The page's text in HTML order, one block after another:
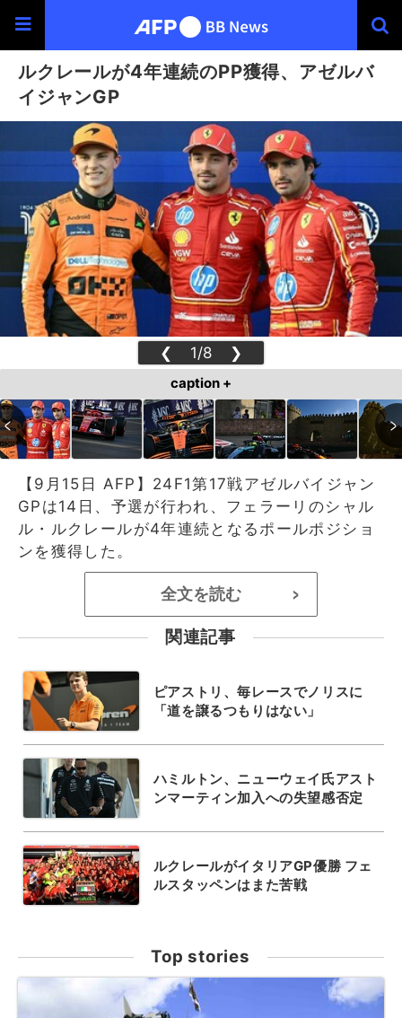
ルクレールが4年連続のPP獲得、アゼルバ
イジャンGP
❮ 1/8 ❯
caption +
【9月15日 AFP】24F1第17戦アゼルバイジャン
GPは14日、予選が行われ、フェラーリのシャル
ル・ルクレールが4年連続となるポールポジショ
ンを獲得した。
全文を読む >
関連記事
ピアストリ、毎レースでノリスに
「道を譲るつもりはない」
ハミルトン、ニューウェイ氏アスト
ンマーティン加入への失望感否定
ルクレールがイタリアGP優勝 フェ
ルスタッペンはまた苦戦
Top stories